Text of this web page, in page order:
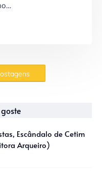
Escândalo de Cetim
Arqueiro)